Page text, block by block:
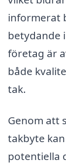
informerat
betydande
företag är
både
tak.
Genom att
takbyte
potentiella